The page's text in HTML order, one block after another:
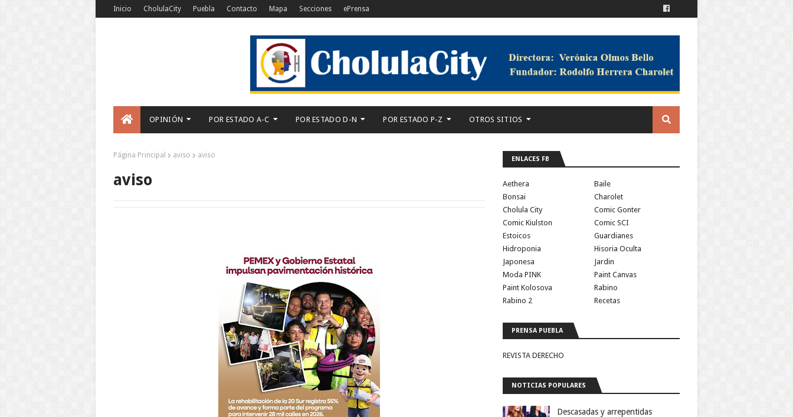
Inicio CholulaCity Puebla Contacto Mapa Secciones ePrensa
OPINIÓN POR ESTADO A-C POR ESTADO D-N POR ESTADO P-Z OTROS SITIOS
Página Principal aviso aviso
aviso
ENLACES FB
Aethera
Baile
Bonsai
Charolet
Cholula City
Comic Gonter
Comic Kiulston
Comic SCI
Estoicos
Guardianes
Hidroponia
Hisoria Oculta
Japonesa
Jardin
Moda PINK
Paint Canvas
Paint Kolosova
Rabino
Rabino 2
Recetas
PRENSA PUEBLA
REVISTA DERECHO
NOTICIAS POPULARES
Descasadas y arrepentidas